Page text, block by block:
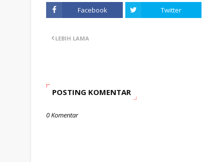
Facebook Twitter
LEBIH LAMA
POSTING KOMENTAR
0 Komentar